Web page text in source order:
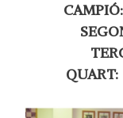
CAMPIÓ:
QUART: